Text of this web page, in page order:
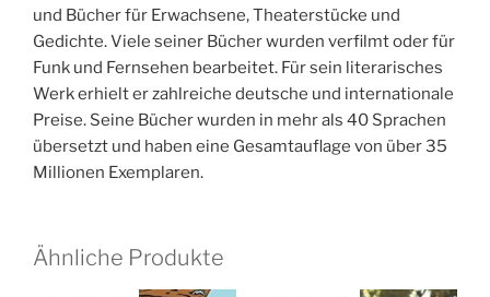
und Bücher für Erwachsene, Theaterstücke und
Gedichte. Viele seiner Bücher wurden verfilmt oder für
Funk und Fernsehen bearbeitet. Für sein literarisches
Werk erhielt er zahlreiche deutsche und internationale
Preise. Seine Bücher wurden in mehr als 40 Sprachen
übersetzt und haben eine Gesamtauflage von über 35
Millionen Exemplaren.
Ähnliche Produkte